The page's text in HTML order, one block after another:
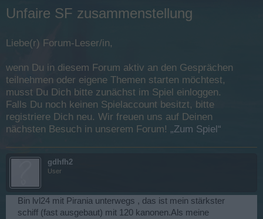
Unfaire SF zusammenstellung
Liebe(r) Forum-Leser/in,
wenn Du in diesem Forum aktiv an den Gesprächen
teilnehmen oder eigene Themen starten möchtest,
musst Du Dich bitte zunächst im Spiel einloggen.
Falls Du noch keinen Spielaccount besitzt, bitte
registriere Dich neu. Wir freuen uns auf Deinen
nächsten Besuch in unserem Forum! „Zum Spiel“
gdhfh2
User
Bin lvl24 mit Pirania unterwegs , das ist mein stärkster
schiff (fast ausgebaut) mit 120 kanonen.Als meine